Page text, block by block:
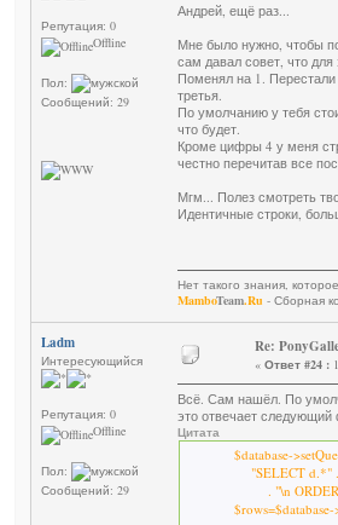
Репутация: 0
Offline
Пол:
Сообщений: 29
Андрей, ещё раз...
Мне было нужно, чтобы
сам давал совет, что
Поменял на 1. Перестали
третья.
По умолчанию у тебя
что будет.
Кроме цифры 4 у меня
честно перечитав все
Мгм... Полез смотреть
Идентичные строки,
Нет такого знания,
MamboTeam.Ru - Сборная
Ladm
Интересующийся
Репутация: 0
Offline
Пол:
Сообщений: 29
Re:
« Ответ #24 :
Всё. Сам нашёл. По
это отвечает следующий
Цитата
$database-
"SELECT d.*" . "\n
. "\n ORDER BY
$rows=$database-